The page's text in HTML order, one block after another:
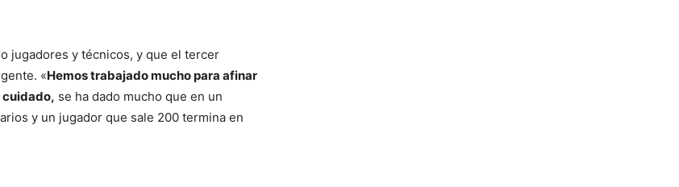
jugadores y técnicos, y que el tercer
«Hemos trabajado mucho para afinar
cuidado, se ha dado mucho que en un
y un jugador que sale 200 termina en